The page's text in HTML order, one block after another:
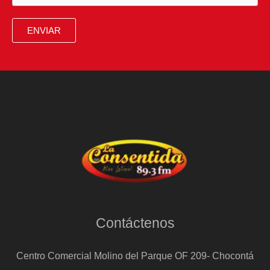
otro
guerrillero
ENVIAR
Contáctenos
Centro Comercial Molino del Parque OF 209- Chocontá